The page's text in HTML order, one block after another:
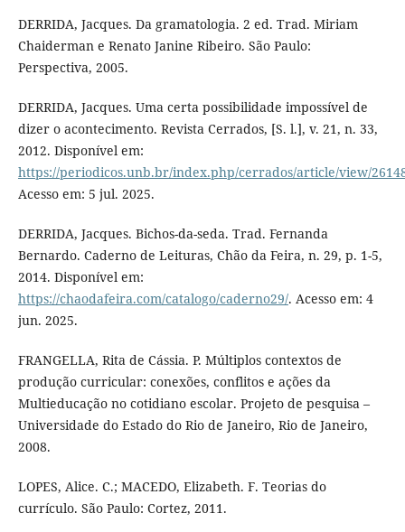
DERRIDA, Jacques. Da gramatologia. 2 ed. Trad. Miriam
Chaiderman e Renato Janine Ribeiro. São Paulo:
Perspectiva, 2005.
DERRIDA, Jacques. Uma certa possibilidade impossível de
dizer o acontecimento. Revista Cerrados, [S. l.], v. 21, n. 33,
2012. Disponível em:
https://periodicos.unb.br/index.php/cerrados/article/view/
Acesso em: 5 jul. 2025.
DERRIDA, Jacques. Bichos-da-seda. Trad. Fernanda
Bernardo. Caderno de Leituras, Chão da Feira, n. 29, p. 1-5,
2014. Disponível em:
https://chaodafeira.com/catalogo/caderno29/. Acesso em: 4
jun. 2025.
FRANGELLA, Rita de Cássia. P. Múltiplos contextos de
produção curricular: conexões, conflitos e ações da
Multieducação no cotidiano escolar. Projeto de pesquisa –
Universidade do Estado do Rio de Janeiro, Rio de Janeiro,
2008.
LOPES, Alice. C.; MACEDO, Elizabeth. F. Teorias do
currículo. São Paulo: Cortez, 2011.